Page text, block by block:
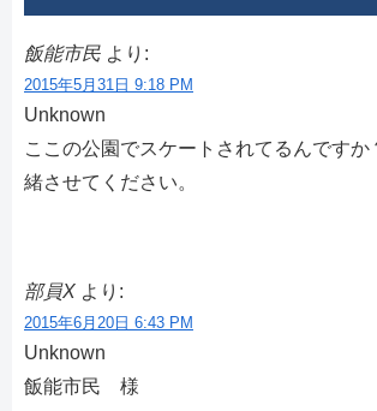
飯能市民 より:
2015年5月31日 9:18 PM
Unknown
ここの公園でスケートされてるんですか
緒させてください。
部員X より:
2015年6月20日 6:43 PM
Unknown
飯能市民 様